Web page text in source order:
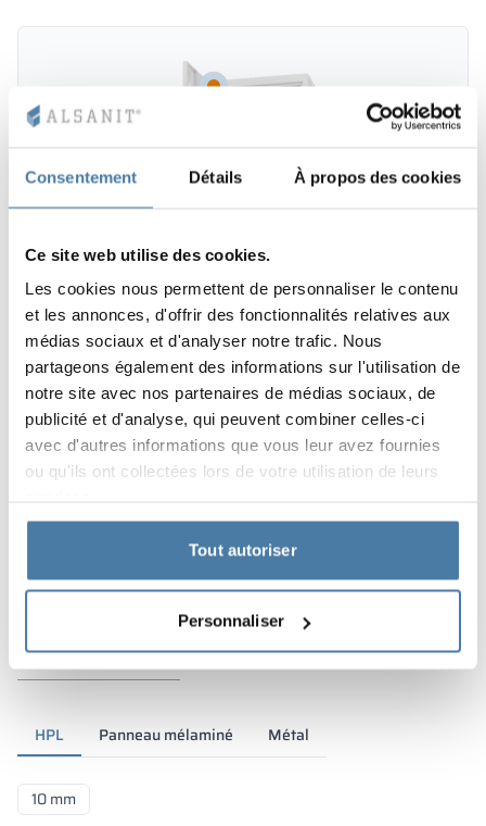
Consentement Détails À propos des cookies
Ce site web utilise des cookies.
Les cookies nous permettent de personnaliser le contenu
et les annonces, d'offrir des fonctionnalités relatives aux
médias sociaux et d'analyser notre trafic. Nous
partageons également des informations sur l'utilisation de
notre site avec nos partenaires de médias sociaux, de
publicité et d'analyse, qui peuvent combiner celles-ci
avec d'autres informations que vous leur avez fournies
ou qu'ils ont collectées lors de votre utilisation de leurs
Tout autoriser
Personnaliser
Matériaux et couleurs
HPL Panneau mélaminé Métal
10 mm